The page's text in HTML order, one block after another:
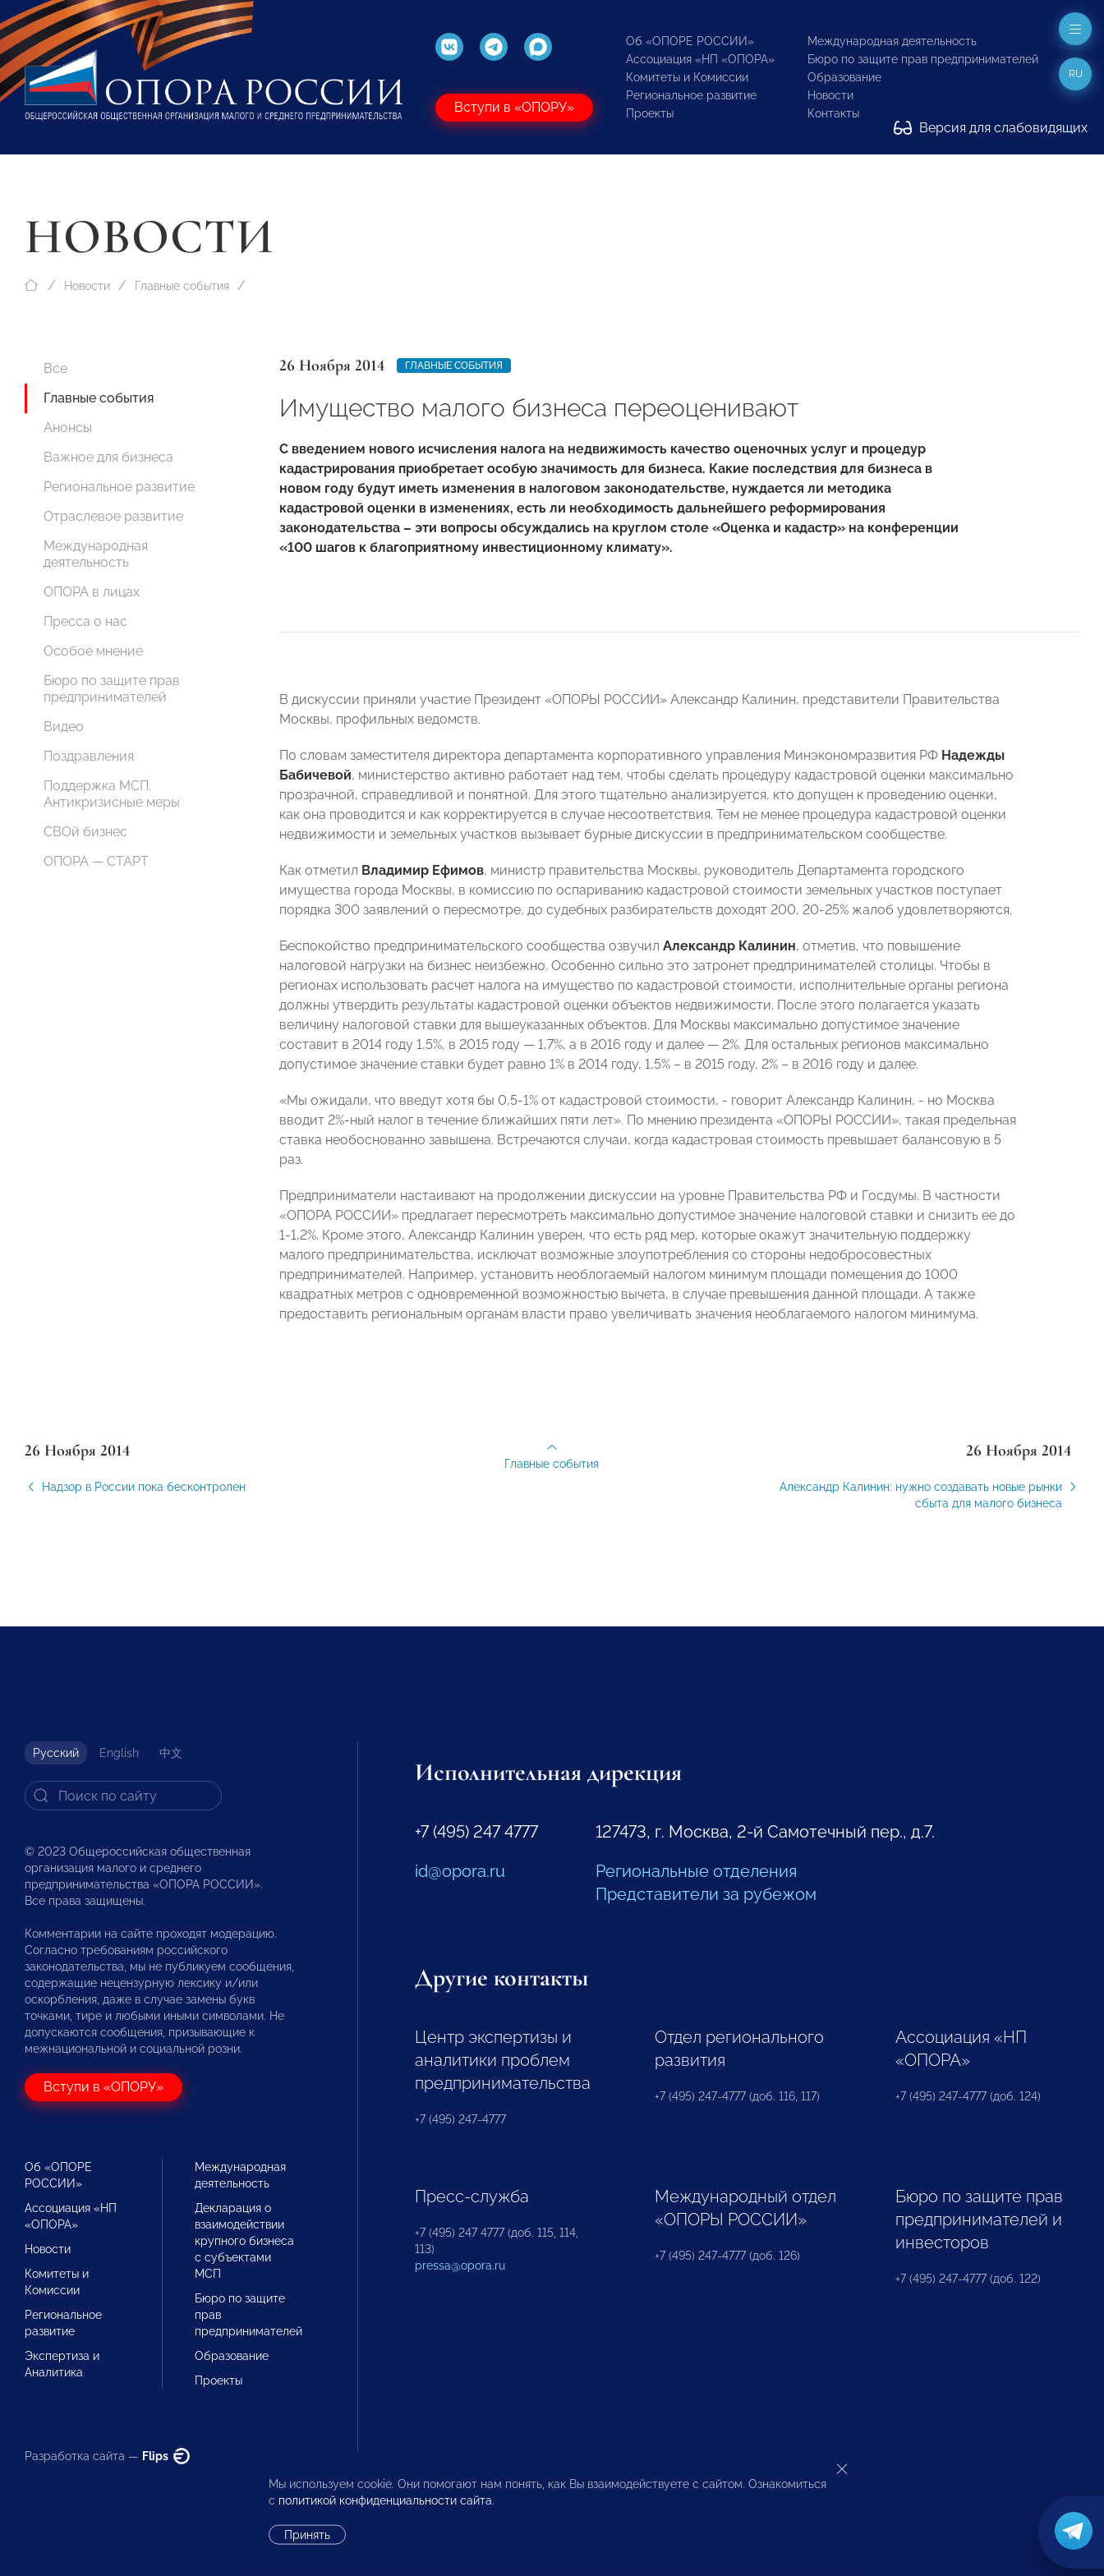
Вступи в «ОПОРУ»
Об «ОПОРЕ РОССИИ»
Ассоциация «НП «ОПОРА»
Комитеты и Комиссии
Региональное развитие
Проекты
Международная деятельность
Бюро по защите прав предпринимателей
Образование
Новости
Контакты
Версия для слабовидящих
RU
НОВОСТИ
Новости Главные события
Все
Главные события
Анонсы
Важное для бизнеса
Региональное развитие
Отраслевое развитие
Международная
деятельность
ОПОРА в лицах
Пресса о нас
Особое мнение
Бюро по защите прав
предпринимателей
Видео
Поздравления
Поддержка МСП.
Антикризисные меры
СВОй бизнес
ОПОРА — СТАРТ
26 Ноября 2014 ГЛАВНЫЕ СОБЫТИЯ
Имущество малого бизнеса переоценивают
С введением нового исчисления налога на недвижимость качество оценочных услуг и процедур
кадастрирования приобретает особую значимость для бизнеса. Какие последствия для бизнеса в
новом году будут иметь изменения в налоговом законодательстве, нуждается ли методика
кадастровой оценки в изменениях, есть ли необходимость дальнейшего реформирования
законодательства – эти вопросы обсуждались на круглом столе «Оценка и кадастр» на конференции
«100 шагов к благоприятному инвестиционному климату».
В дискуссии приняли участие Президент «ОПОРЫ РОССИИ» Александр Калинин, представители Правительства
Москвы, профильных ведомств.
По словам заместителя директора департамента корпоративного управления Минэкономразвития РФ Надежды
Бабичевой, министерство активно работает над тем, чтобы сделать процедуру кадастровой оценки максимально
прозрачной, справедливой и понятной. Для этого тщательно анализируется, кто допущен к проведению оценки,
как она проводится и как корректируется в случае несоответствия. Тем не менее процедура кадастровой оценки
недвижимости и земельных участков вызывает бурные дискуссии в предпринимательском сообществе.
Как отметил Владимир Ефимов, министр правительства Москвы, руководитель Департамента городского
имущества города Москвы, в комиссию по оспариванию кадастровой стоимости земельных участков поступает
порядка 300 заявлений о пересмотре, до судебных разбирательств доходят 200, 20-25% жалоб удовлетворяются.
Беспокойство предпринимательского сообщества озвучил Александр Калинин, отметив, что повышение
налоговой нагрузки на бизнес неизбежно. Особенно сильно это затронет предпринимателей столицы. Чтобы в
регионах использовать расчет налога на имущество по кадастровой стоимости, исполнительные органы региона
должны утвердить результаты кадастровой оценки объектов недвижимости. После этого полагается указать
величину налоговой ставки для вышеуказанных объектов. Для Москвы максимально допустимое значение
составит в 2014 году 1,5%, в 2015 году — 1,7%, а в 2016 году и далее — 2%. Для остальных регионов максимально
допустимое значение ставки будет равно 1% в 2014 году, 1,5% – в 2015 году, 2% – в 2016 году и далее.
«Мы ожидали, что введут хотя бы 0,5-1% от кадастровой стоимости, - говорит Александр Калинин, - но Москва
вводит 2%-ный налог в течение ближайших пяти лет». По мнению президента «ОПОРЫ РОССИИ», такая предельная
ставка необоснованно завышена. Встречаются случаи, когда кадастровая стоимость превышает балансовую в 5
раз.
Предприниматели настаивают на продолжении дискуссии на уровне Правительства РФ и Госдумы. В частности
«ОПОРА РОССИИ» предлагает пересмотреть максимально допустимое значение налоговой ставки и снизить ее до
1-1,2%. Кроме этого, Александр Калинин уверен, что есть ряд мер, которые окажут значительную поддержку
малого предпринимательства, исключат возможные злоупотребления со стороны недобросовестных
предпринимателей. Например, установить необлогаемый налогом минимум площади помещения до 1000
квадратных метров с одновременной возможностью вычета, в случае превышения данной площади. А также
предоставить региональным органам власти право увеличивать значения необлагаемого налогом минимума.
26 Ноября 2014
Надзор в России пока бесконтролен
26 Ноября 2014
Александр Калинин: нужно создавать новые рынки
сбыта для малого бизнеса
Главные события
Русский English 中文
© 2023 Общероссийская общественная
организация малого и среднего
предпринимательства «ОПОРА РОССИИ».
Все права защищены.
Комментарии на сайте проходят модерацию.
Согласно требованиям российского
законодательства, мы не публикуем сообщения,
содержащие нецензурную лексику и/или
оскорбления, даже в случае замены букв
точками, тире и любыми иными символами. Не
допускаются сообщения, призывающие к
межнациональной и социальной розни.
Вступи в «ОПОРУ»
Об «ОПОРЕ
РОССИИ»
Ассоциация «НП
«ОПОРА»
Новости
Комитеты и
Комиссии
Региональное
развитие
Экспертиза и
Аналитика
Международная
деятельность
Декларация о
взаимодействии
крупного бизнеса
с субъектами
МСП
Бюро по защите
прав
предпринимателей
Образование
Проекты
Разработка сайта — Flips
Исполнительная дирекция
+7 (495) 247 4777
id@opora.ru
127473, г. Москва, 2-й Самотечный пер., д.7.
Региональные отделения
Представители за рубежом
Другие контакты
Центр экспертизы и
аналитики проблем
предпринимательства
+7 (495) 247-4777
Отдел регионального
развития
+7 (495) 247-4777 (доб. 116, 117)
Ассоциация «НП
«ОПОРА»
+7 (495) 247-4777 (доб. 124)
Пресс-служба
+7 (495) 247 4777 (доб. 115, 114,
113)
pressa@opora.ru
Международный отдел
«ОПОРЫ РОССИИ»
+7 (495) 247-4777 (доб. 126)
Бюро по защите прав
предпринимателей и
инвесторов
+7 (495) 247-4777 (доб. 122)
Мы используем cookie. Они помогают нам понять, как Вы взаимодействуете с сайтом. Ознакомиться
с политикой конфиденциальности сайта.
Принять